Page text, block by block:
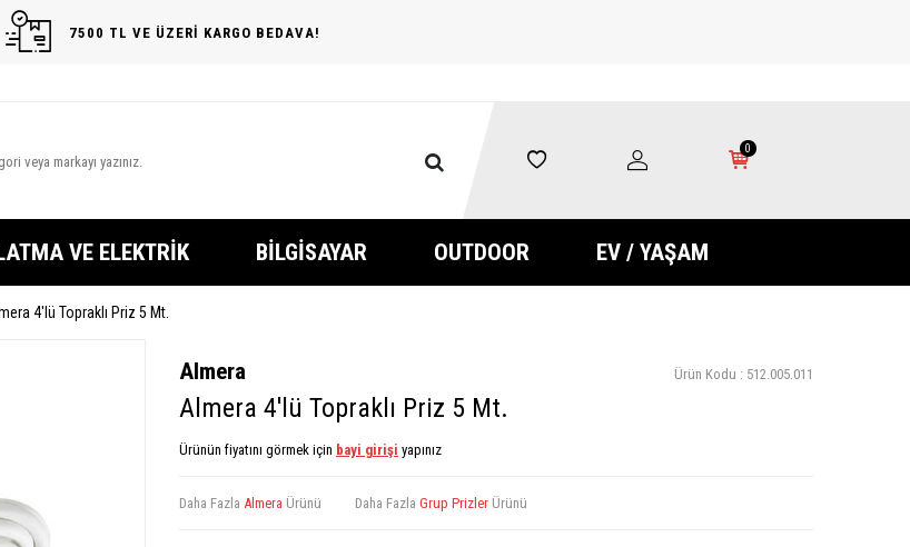
7500 TL VE ÜZERİ KARGO BEDAVA!
0
VE ELEKTRIK BILGISAYAR OUTDOOR EV / YAŞAM
4'lü Topraklı Priz 5 Mt.
Almera Ürün Kodu : 512.005.011
Almera 4'lü Topraklı Priz 5 Mt.
Ürünün fiyatını görmek için bayi girişi yapınız
Daha Fazla Almera Ürünü Daha Fazla Grup Prizler Ürünü